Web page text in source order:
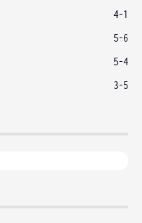
4-1
5-6
5-4
3-5